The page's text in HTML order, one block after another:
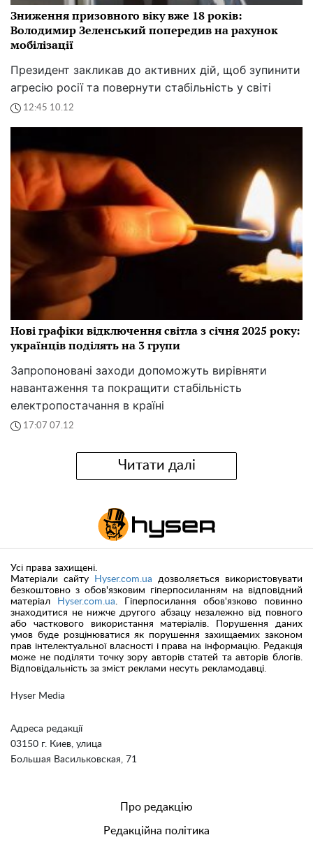
Зниження призовного віку вже 18 років:
Володимир Зеленський попередив на рахунок
мобілізації
Президент закликав до активних дій, щоб зупинити
агресію росії та повернути стабільність у світі
12:45 10.12
Нові графіки відключення світла з січня 2025 року:
українців поділять на 3 групи
Запропоновані заходи допоможуть вирівняти
навантаження та покращити стабільність
електропостачання в країні
17:07 07.12
Читати далі
Hyser Media
Адреса редакції
03150 г. Киев, улица
Большая Васильковская, 71
Усі права захищені.
Матеріали сайту
Hyser.com.ua дозволяється використовувати
безкоштовно з обов'язковим гіперпосиланням на відповідний
матеріал
Hyser.com.ua . Гіперпосилання обов'язково повинно
знаходитися не нижче другого абзацу незалежно від повного
або часткового використання матеріалів. Порушення даних
умов буде розцінюватися як порушення захищаемих законом
прав інтелектуальної власності і права на інформацію. Редакція
може не поділяти точку зору авторів статей та авторів блогів.
Відповідальність за зміст реклами несуть рекламодавці.
Про редакцію
Редакційна політика